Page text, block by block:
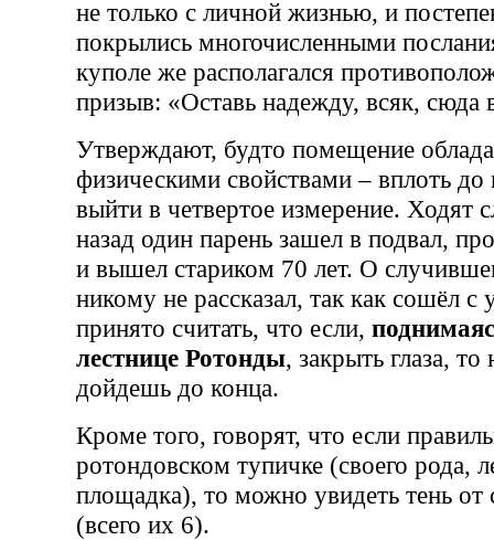
не только с личной жизнью, и
покрылись многочисленными
куполе же располагался
призыв: «Оставь надежду, всяк,
Утверждают, будто помещение
физическими свойствами – вплоть
выйти в четвертое измерение. Ходят
назад один парень зашел в подвал,
и вышел стариком 70 лет. О
никому не рассказал, так как сошёл
принято считать, что если,
лестнице Ротонды, закрыть глаза, то
дойдешь до конца.
Кроме того, говорят, что если
ротондовском тупичке (своего рода,
площадка), то можно увидеть тень от
(всего их 6).